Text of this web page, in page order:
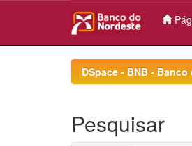
DSpace - BNB -
Pesquisar